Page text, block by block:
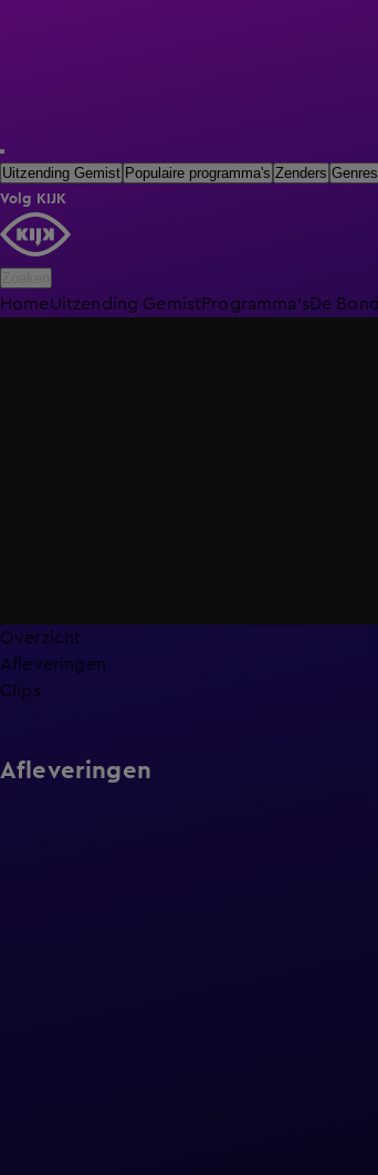
Uitzending Gemist Populaire programma's Zenders Genres
Volg KIJK
HomeUitzending GemistProgramma's De
Overzicht
Afleveringen
Clips
Afleveringen